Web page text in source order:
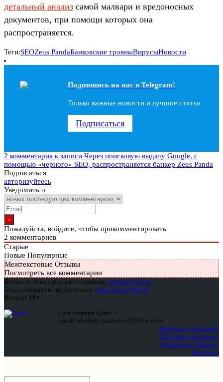
детальный анализ самой малвари и вредоносных
документов, при помощи которых она
распространяется.
Теги:SEOZeus PandaБанковские трояныВирусыНовости
Подпишись на наc в Telegram!
Только важные новости и лучшие статьи
Подписаться
2 комментария к записи Через поисковую выдачу Google, с
помощью «черного» SEO, распространяется банкер Zeus Panda
Подписаться
авторизуйтесь
Уведомить о
Пожалуйста, войдите, чтобы прокомментировать
2 комментариев
Старые
Новые Популярные
Межтекстовые Отзывы
Посмотреть все комментарии
Вопросы по материалам и подписке: support@glc.ru
Отдел рекламы и спецпроектов: yakovleva.a@glc.ru
Контент 18+
Сайт защищен Qrator —
самой забойной защитой от DDoS в мире
Подписка для физлиц
Подписка для юрлиц
Реклама на «Хакере»
Контакты